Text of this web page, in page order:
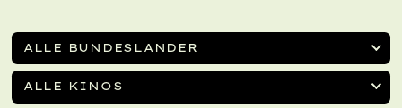
ALLE BUNDESLÄNDER
ALLE KINOS